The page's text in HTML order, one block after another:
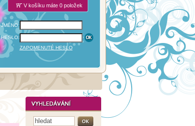
V košíku máte 0 položek
JMÉNO:
HESLO:
ZAPOMENUTÉ HESLO